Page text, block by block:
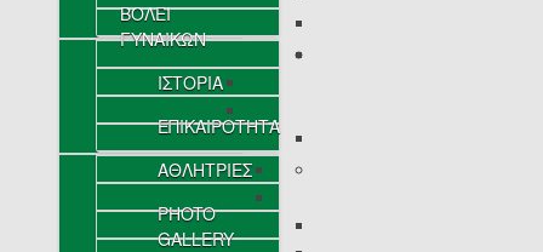
ΒΟΛΕΪ
ΓΥΝΑΙΚΩΝ
ΙΣΤΟΡΙΑ
ΕΠΙΚΑΙΡΟΤΗΤΑ
ΑΘΛΗΤΡΙΕΣ
PHOTO
GALLERY